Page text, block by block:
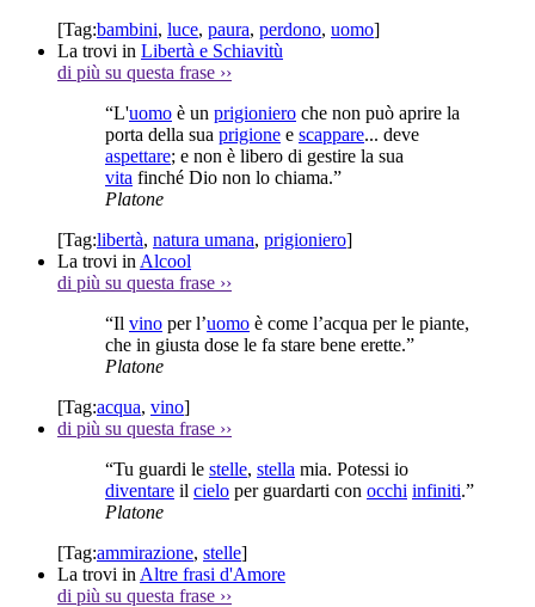
[Tag:bambini, luce, paura, perdono, uomo]
La trovi in Libertà e Schiavitù
di più su questa frase ››
“L'uomo è un prigioniero che non può aprire la
porta della sua prigione e scappare... deve
aspettare; e non è libero di gestire la sua
vita finché Dio non lo chiama.”
Platone
[Tag:libertà, natura umana, prigioniero]
La trovi in Alcool
di più su questa frase ››
“Il vino per l’uomo è come l’acqua per le piante,
che in giusta dose le fa stare bene erette.”
Platone
[Tag:acqua, vino]
di più su questa frase ››
“Tu guardi le stelle, stella mia. Potessi io
diventare il cielo per guardarti con occhi infiniti.”
Platone
[Tag:ammirazione, stelle]
La trovi in Altre frasi d'Amore
di più su questa frase ››